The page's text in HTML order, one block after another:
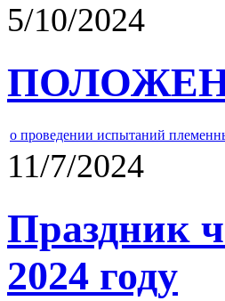
5/10/2024
о проведении испытаний
11/7/2024
Праздник
2024 году